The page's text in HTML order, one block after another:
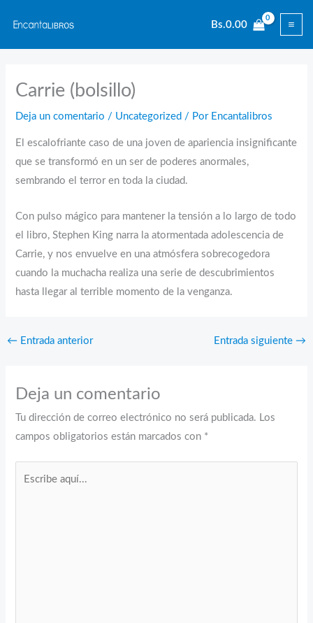
contenido
Bs.0.00
Carrie (bolsillo)
Deja un comentario / Uncategorized / Por Encantalibros
El escalofriante caso de una joven de apariencia insignificante
que se transformó en un ser de poderes anormales,
sembrando el terror en toda la ciudad.
Con pulso mágico para mantener la tensión a lo largo de todo
el libro, Stephen King narra la atormentada adolescencia de
Carrie, y nos envuelve en una atmósfera sobrecogedora
cuando la muchacha realiza una serie de descubrimientos
hasta llegar al terrible momento de la venganza.
← Entrada anterior Entrada siguiente →
Deja un comentario
Tu dirección de correo electrónico no será publicada. Los
campos obligatorios están marcados con *